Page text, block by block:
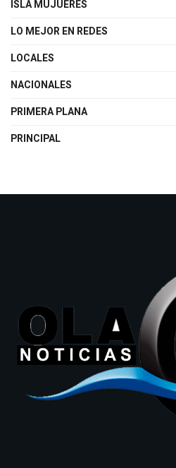
ISLA MUJUERES
LO MEJOR EN REDES
LOCALES
NACIONALES
PRIMERA PLANA
PRINCIPAL